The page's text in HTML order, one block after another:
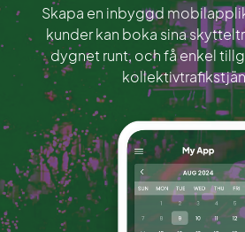
Skapa en inbyggd
kunder kan boka sina
dygnet runt, och få enkel